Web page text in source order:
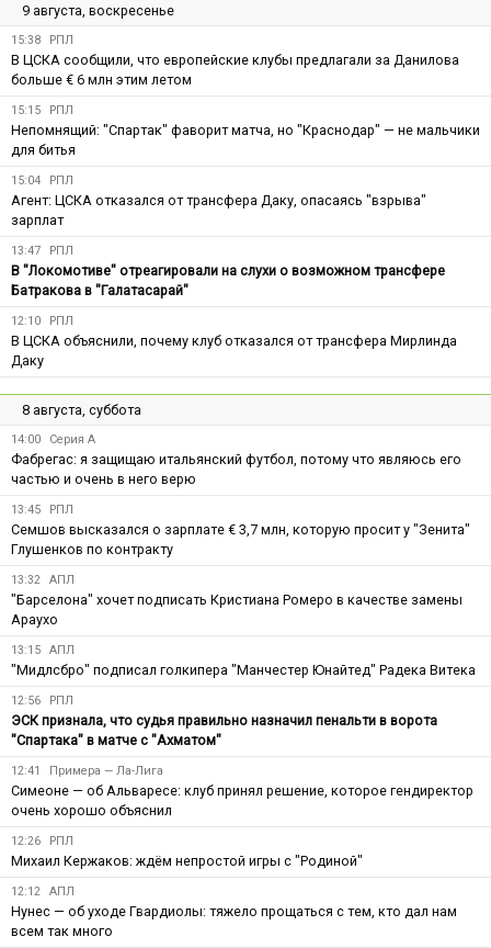
9 августа, воскресенье
15:38 РПЛ
В ЦСКА сообщили, что европейские клубы предлагали за Данилова
больше € 6 млн этим летом
15:15 РПЛ
Непомнящий: "Спартак" фаворит матча, но "Краснодар" — не мальчики
для битья
15:04 РПЛ
Агент: ЦСКА отказался от трансфера Даку, опасаясь "взрыва"
зарплат
13:47 РПЛ
В "Локомотиве" отреагировали на слухи о возможном трансфере
Батракова в "Галатасарай"
12:10 РПЛ
В ЦСКА объяснили, почему клуб отказался от трансфера Мирлинда
Даку
8 августа, суббота
14:00 Серия А
Фабрегас: я защищаю итальянский футбол, потому что являюсь его
частью и очень в него верю
13:45 РПЛ
Семшов высказался о зарплате € 3,7 млн, которую просит у "Зенита"
Глушенков по контракту
13:32 АПЛ
"Барселона" хочет подписать Кристиана Ромеро в качестве замены
Араухо
13:15 АПЛ
"Мидлсбро" подписал голкипера "Манчестер Юнайтед" Радека Витека
12:56 РПЛ
ЭСК признала, что судья правильно назначил пенальти в ворота
"Спартака" в матче с "Ахматом"
12:41 Примера — Ла-Лига
Симеоне — об Альваресе: клуб принял решение, которое гендиректор
очень хорошо объяснил
12:26 РПЛ
Михаил Кержаков: ждём непростой игры с "Родиной"
12:12 АПЛ
Нунес — об уходе Гвардиолы: тяжело прощаться с тем, кто дал нам
всем так много